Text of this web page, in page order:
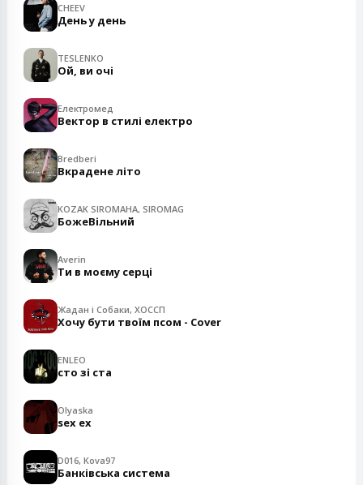
CHEEV
День у день
TESLENKO
Ой, ви очі
Електромед
Вектор в стилі електро
Bredberi
Вкрадене літо
KOZAK SIROMAHA, SIROMAG
БожеВільний
Averin
Ти в моєму серці
Жадан і Собаки, ХОССП
Хочу бути твоїм псом - Cover
ENLEO
сто зі ста
Olyaska
sex ex
D016, Kova97
Банківська система